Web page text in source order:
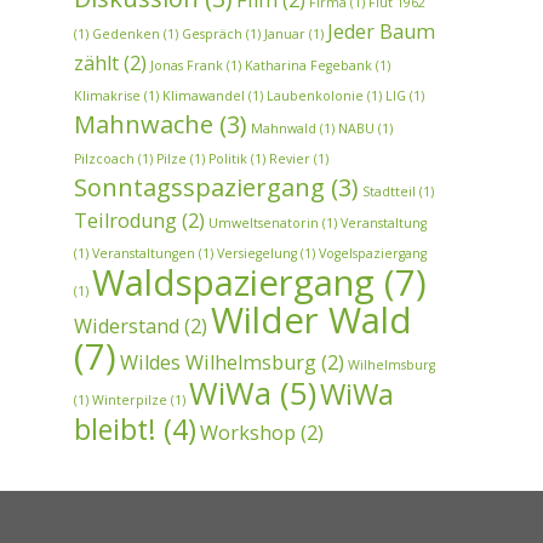
(1) Gedenken (1) Gespräch (1) Januar (1) Jeder Baum
zählt(2) Jonas Frank (1) Katharina Fegebank (1)
Klimakrise (1) Klimawandel (1) Laubenkolonie (1) LIG (1)
Mahnwache (3) Mahnwald (1) NABU (1)
Pilzcoach (1) Pilze (1) Politik (1) Revier (1)
Sonntagsspaziergang (3) Stadtteil (1)
Teilrodung(2) Umweltsenatorin (1) Veranstaltung
(1) Veranstaltungen (1) Versiegelung (1) Vogelspaziergang
(1) Waldspaziergang (7)
Widerstand (2)Wilder Wald
(7)Wildes Wilhelmsburg(2) Wilhelmsburg
(1) Winterpilze (1) WiWa (5)WiWa
bleibt! (4)Workshop (2)